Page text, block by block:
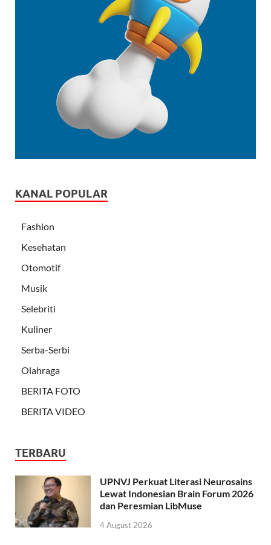
KANAL POPULAR
Fashion
Kesehatan
Otomotif
Musik
Selebriti
Kuliner
Serba-Serbi
Olahraga
BERITA FOTO
BERITA VIDEO
TERBARU
UPNVJ Perkuat Literasi Neurosains
Lewat Indonesian Brain Forum 2026
dan Peresmian LibMuse
4 August 2026